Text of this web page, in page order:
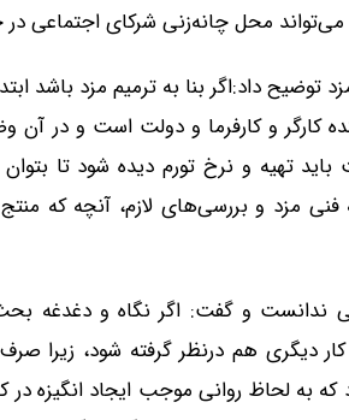
توضیح داد:اگر بنا به ترمیم مزد باشد
کارگر و کارفرما و دولت است و در
تهیه و نرخ تورم دیده شود تا بتوان
مزد و بررسی‌های لازم، آنچه که
ندانست و گفت: اگر نگاه و دغدغه
کار دیگری هم درنظر گرفته شود، زیرا
به لحاظ روانی موجب ایجاد انگیزه در